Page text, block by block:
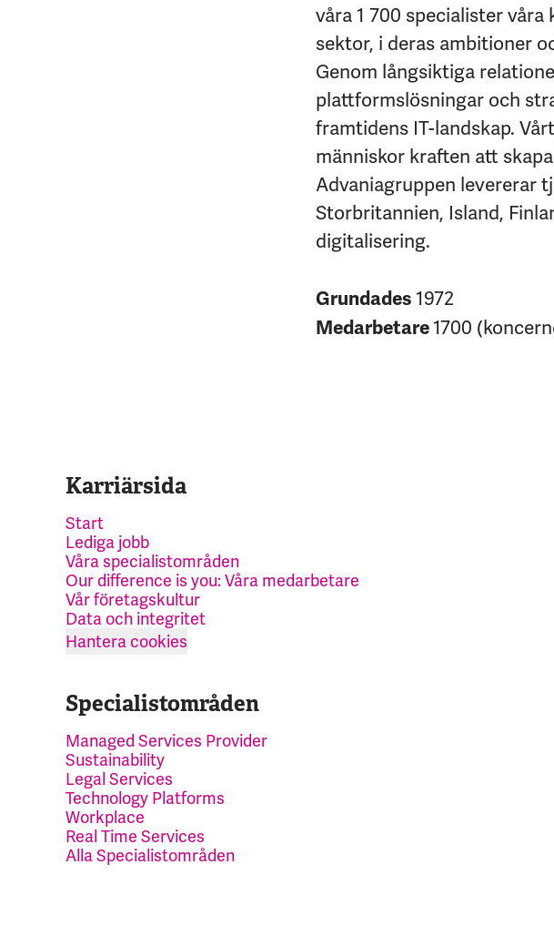
våra 1 700 specialister
sektor, i deras ambitioner
Genom långsiktiga
plattformslösningar och
framtidens IT-landskap.
människor kraften att
Advaniagruppen levererar
Storbritannien, Island,
digitalisering.
Grundades1972
Medarbetare1700
Karriärsida
Start
Lediga jobb
Våra specialistområden
Our difference is you: Våra medarbetare
Vår företagskultur
Data och integritet
Hantera cookies
Specialistområden
Managed Services Provider
Sustainability
Legal Services
Technology Platforms
Workplace
Real Time Services
Alla Specialistområden